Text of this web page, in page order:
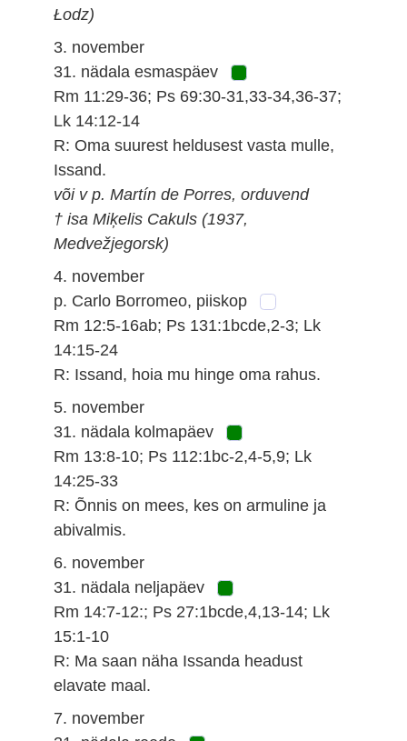
Łodz)
3. november
31. nädala esmaspäev
Rm 11:29-36; Ps 69:30-31,33-34,36-37;
Lk 14:12-14
R: Oma suurest heldusest vasta mulle,
Issand.
või v p. Martín de Porres, orduvend
† isa Miķelis Cakuls (1937,
Medvežjegorsk)
4. november
p. Carlo Borromeo, piiskop
Rm 12:5-16ab; Ps 131:1bcde,2-3; Lk
14:15-24
R: Issand, hoia mu hinge oma rahus.
5. november
31. nädala kolmapäev
Rm 13:8-10; Ps 112:1bc-2,4-5,9; Lk
14:25-33
R: Õnnis on mees, kes on armuline ja
abivalmis.
6. november
31. nädala neljapäev
Rm 14:7-12:; Ps 27:1bcde,4,13-14; Lk
15:1-10
R: Ma saan näha Issanda headust
elavate maal.
7. november